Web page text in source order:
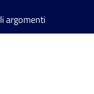
argomenti